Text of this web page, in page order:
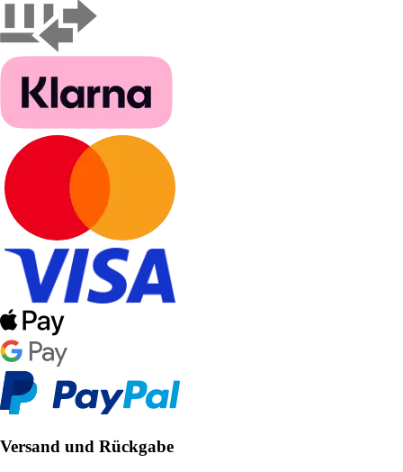
Versand und Rückgabe